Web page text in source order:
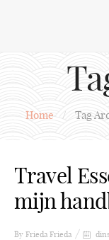
Home / Tag
Travel
mijn
By Frieda Frieda